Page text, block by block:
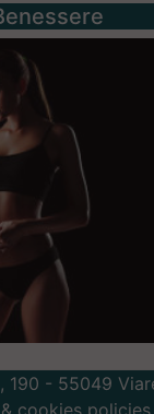
190 - 55049
& cookiespolicies